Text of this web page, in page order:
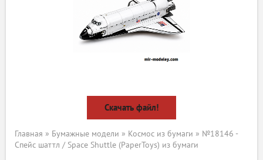
Скачать файл!
Главная » Бумажные модели » Космос из бумаги » №18146 -
Спейс шаттл / Space Shuttle (PaperToys) из бумаги